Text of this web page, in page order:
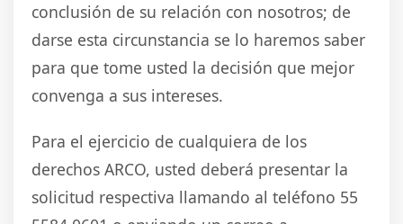
conclusión de su relación con nosotros; de
darse esta circunstancia se lo haremos saber
para que tome usted la decisión que mejor
convenga a sus intereses.
Para el ejercicio de cualquiera de los
derechos ARCO, usted deberá presentar la
solicitud respectiva llamando al teléfono 55